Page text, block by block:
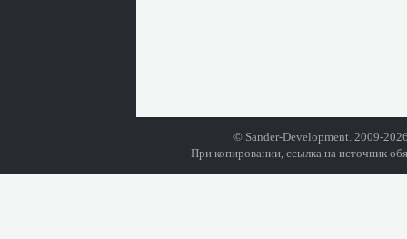
© Sander-Development. 2009-
При копировании, ссылка на источник